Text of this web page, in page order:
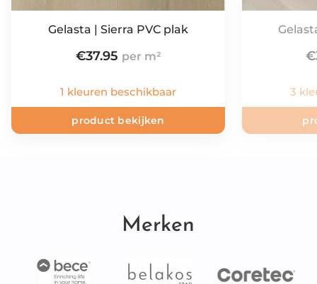
Gelasta | Sierra PVC plak
€37.95
1 kleuren beschikbaar
product bekijken
€
3
Merken